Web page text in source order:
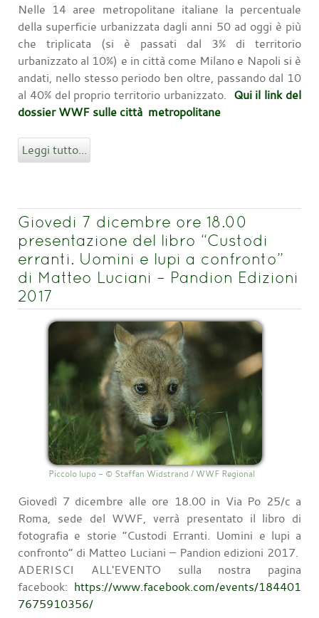
Nelle 14 aree metropolitane italiane la percentuale
della superficie urbanizzata dagli anni 50 ad oggi è più
che triplicata (si è passati dal 3% di territorio
urbanizzato al 10%) e in città come Milano e Napoli si è
andati, nello stesso periodo ben oltre, passando dal 10
al 40% del proprio territorio urbanizzato. Qui il link del
dossier WWF sulle città metropolitane
Leggi tutto...
Giovedi 7 dicembre ore 18.00
presentazione del libro “Custodi
erranti. Uomini e lupi a confronto”
di Matteo Luciani – Pandion Edizioni
2017
Piccolo lupo - © Staffan Widstrand / WWF Regional
Giovedì 7 dicembre alle ore 18.00 in Via Po 25/c a
Roma, sede del WWF, verrà presentato il libro di
fotografia e storie “Custodi Erranti. Uomini e lupi a
confronto” di Matteo Luciani – Pandion edizioni 2017.
ADERISCI ALL'EVENTO sulla nostra pagina
facebook: https://www.facebook.com/events/184401
7675910356/